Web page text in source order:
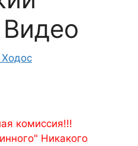
комиссия!!!
Никакого